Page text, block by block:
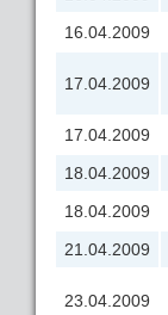
16.04.2009
17.04.2009
17.04.2009
18.04.2009
18.04.2009
21.04.2009
23.04.2009